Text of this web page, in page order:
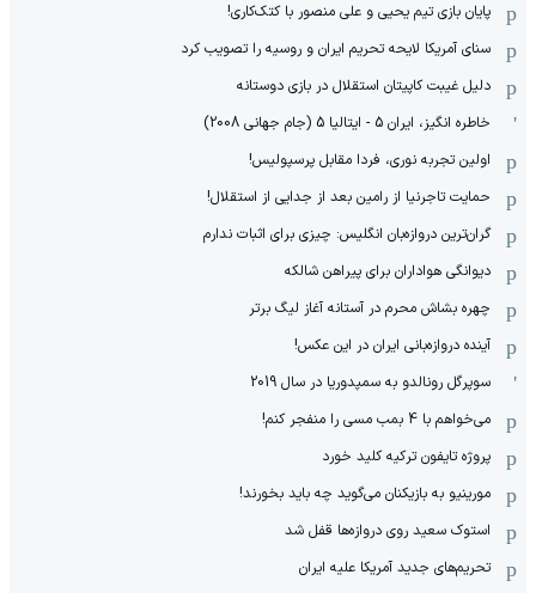
پایان بازی تیم یحیی و علی منصور با کتک‌کاری!
سنای آمریکا لایحه تحریم ایران و روسیه را تصویب کرد
دلیل غیبت کاپیتان استقلال در بازی دوستانه
خاطره انگیز، ایران 5 - ایتالیا 5 (جام جهانی 2008)
اولین تجربه نوری، فردا مقابل پرسپولیس!
حمایت تاجرنیا از رامین بعد از جدایی از استقلال!
گران‌ترین دروازه‌بان انگلیس: چیزی برای اثبات ندارم
دیوانگی هواداران برای پیراهن شالکه
چهره بشاش محرم در آستانه آغاز لیگ برتر
آینده دروازه‌بانی ایران در این عکس!
سوپرگل رونالدو به سمپدوریا در سال 2019
می‌خواهم با 4 بمب مسی را منفجر کنم!
پروژه تایفون ترکیه کلید خورد
مورینیو به بازیکنان می‌گوید چه باید بخورند!
استوک سعید روی دروازه‌ها قفل شد
تحریم‌های جدید آمریکا علیه ایران